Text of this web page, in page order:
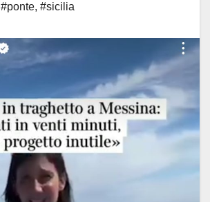
#ponte, #sicilia